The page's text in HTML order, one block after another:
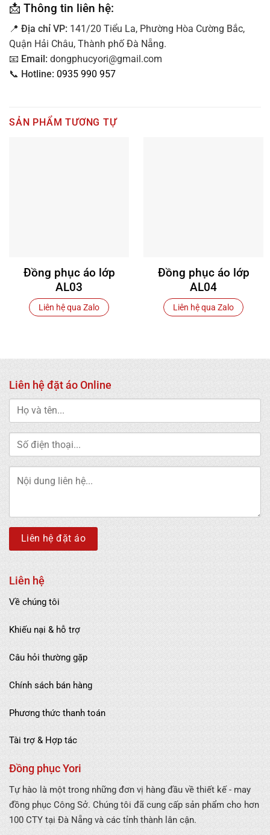
📩 Thông tin liên hệ:
📍 Địa chỉ VP: 141/20 Tiểu La, Phường Hòa Cường Bắc,
Quận Hải Châu, Thành phố Đà Nẵng.
📧 Email: dongphucyori@gmail.com
📞 Hotline: 0935 990 957
SẢN PHẨM TƯƠNG TỰ
Đồng phục áo lớp
AL03
Liên hệ qua Zalo
Đồng phục áo lớp
AL04
Liên hệ qua Zalo
Liên hệ đặt áo Online
Liên hệ
Về chúng tôi
Khiếu nại & hỗ trợ
Câu hỏi thường gặp
Chính sách bán hàng
Phương thức thanh toán
Tài trợ & Hợp tác
Đồng phục Yori
Tự hào là một trong những đơn vị hàng đầu về thiết kế - may
đồng phục Công Sở. Chúng tôi đã cung cấp sản phẩm cho hơn
100 CTY tại Đà Nẵng và các tỉnh thành lân cận.